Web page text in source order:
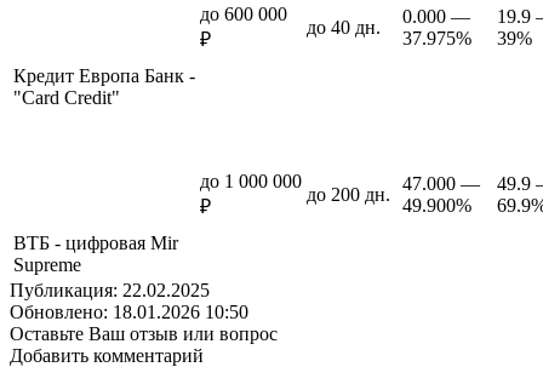
Кредит Европа Банк -
"Card Credit"
до 600 000
₽
до 40 дн.
0.000 —
37.975%
19.9
39%
ВТБ - цифровая Mir
Supreme
до 1 000 000
₽
до 200 дн.
47.000 —
49.900%
49.9
Публикация: 22.02.2025
Обновлено: 18.01.2026 10:50
Оставьте Ваш отзыв или вопрос
Добавить комментарий